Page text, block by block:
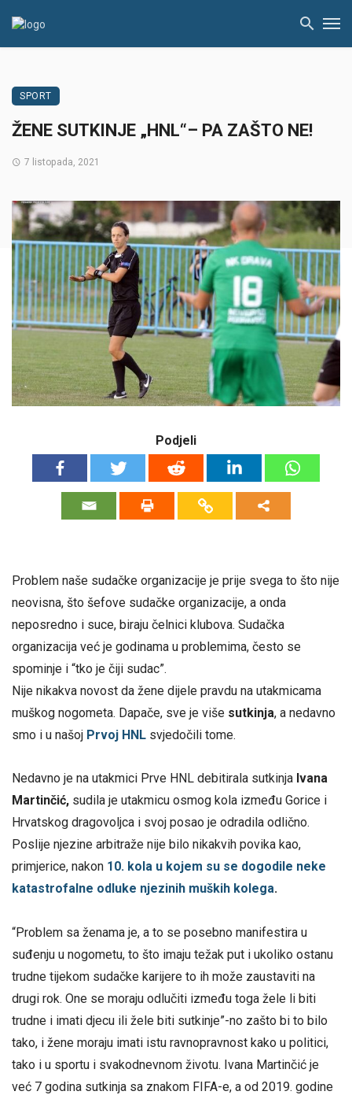
SPORT
ŽENE SUTKINJE „HNL“– PA ZAŠTO NE!
7 listopada, 2021
Podjeli
Problem naše sudačke organizacije je prije svega to što nije
neovisna, što šefove sudačke organizacije, a onda
neposredno i suce, biraju čelnici klubova. Sudačka
organizacija već je godinama u problemima, često se
spominje i “tko je čiji sudac”.
Nije nikakva novost da žene dijele pravdu na utakmicama
muškog nogometa. Dapače, sve je više sutkinja, a nedavno
smo i u našoj Prvoj HNL svjedočili tome.
Nedavno je na utakmici Prve HNL debitirala sutkinja Ivana
Martinčić, sudila je utakmicu osmog kola između Gorice i
Hrvatskog dragovoljca i svoj posao je odradila odlično.
Poslije njezine arbitraže nije bilo nikakvih povika kao,
primjerice, nakon 10. kola u kojem su se dogodile neke
katastrofalne odluke njezinih muških kolega.
“Problem sa ženama je, a to se posebno manifestira u
suđenju u nogometu, to što imaju težak put i ukoliko ostanu
trudne tijekom sudačke karijere to ih može zaustaviti na
drugi rok. One se moraju odlučiti između toga žele li biti
trudne i imati djecu ili žele biti sutkinje”-no zašto bi to bilo
tako, i žene moraju imati istu ravnopravnost kako u politici,
tako i u sportu i svakodnevnom životu. Ivana Martinčić je
već 7 godina sutkinja sa znakom FIFA-e, a od 2019. godine